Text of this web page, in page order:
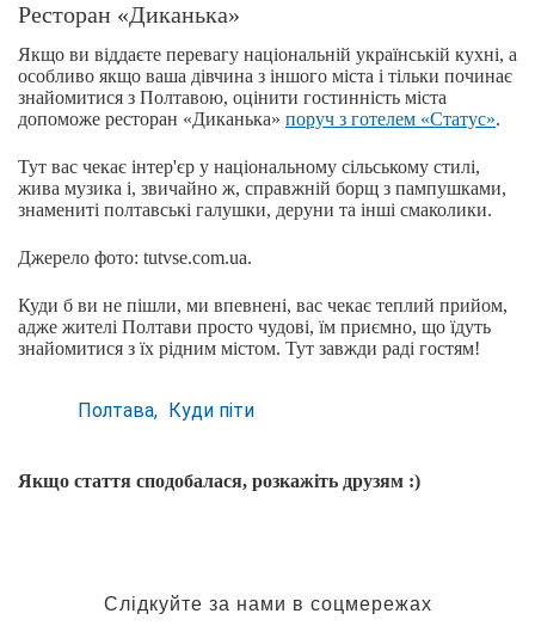
Ресторан «Диканька»
Якщо ви віддаєте перевагу національній українській кухні, а
особливо якщо ваша дівчина з іншого міста і тільки починає
знайомитися з Полтавою, оцінити гостинність міста
допоможе ресторан «Диканька» поруч з готелем «Статус».
Тут вас чекає інтер'єр у національному сільському стилі,
жива музика і, звичайно ж, справжній борщ з пампушками,
знамениті полтавські галушки, деруни та інші смаколики.
Джерело фото: tutvse.com.ua.
Куди б ви не пішли, ми впевнені, вас чекає теплий прийом,
адже жителі Полтави просто чудові, їм приємно, що їдуть
знайомитися з їх рідним містом. Тут завжди раді гостям!
Полтава Куди піти
Якщо стаття сподобалася, розкажіть друзям :)
Слідкуйте за нами в соцмережах